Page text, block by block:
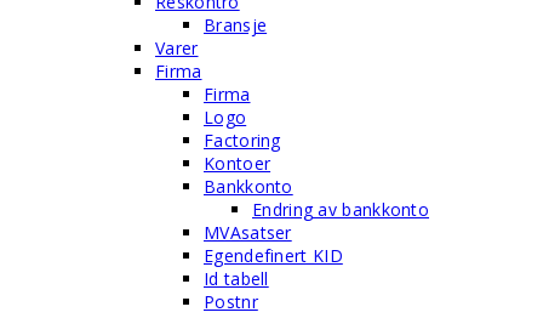
Bransje
Varer
Firma
Firma
Logo
Factoring
Kontoer
Bankkonto
Endring av bankkonto
MVAsatser
Egendefinert KID
Id tabell
Postnr